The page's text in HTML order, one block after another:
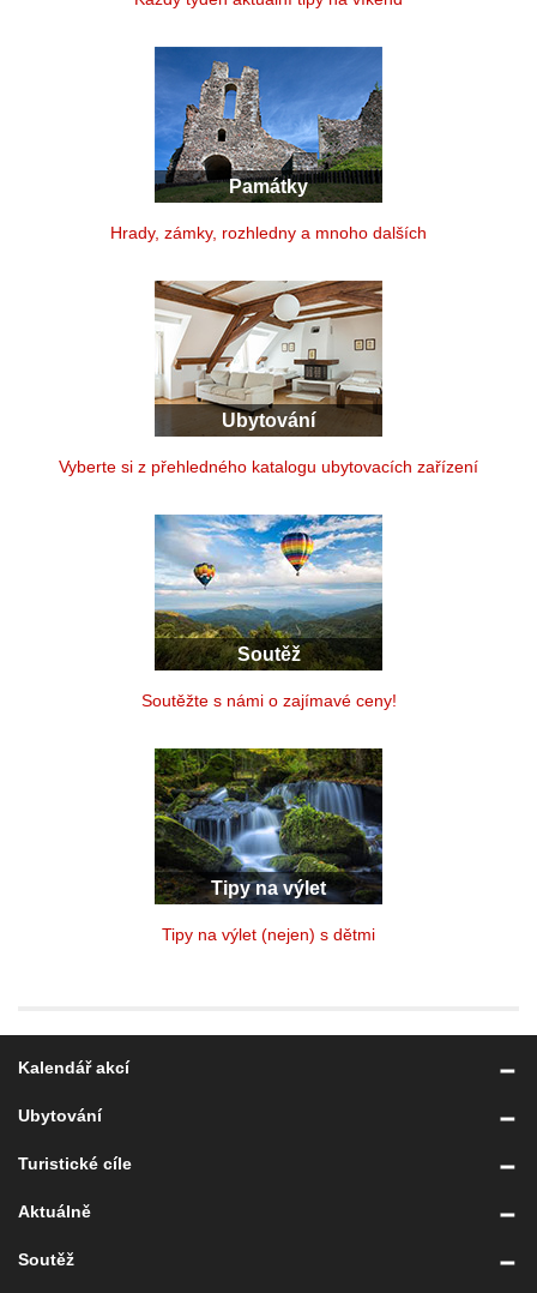
Památky
Hrady, zámky, rozhledny a mnoho dalších
Ubytování
Vyberte si z přehledného katalogu ubytovacích zařízení
Soutěž
Soutěžte s námi o zajímavé ceny!
Tipy na výlet
Tipy na výlet (nejen) s dětmi
Kalendář akcí
Ubytování
Turistické cíle
Aktuálně
Soutěž